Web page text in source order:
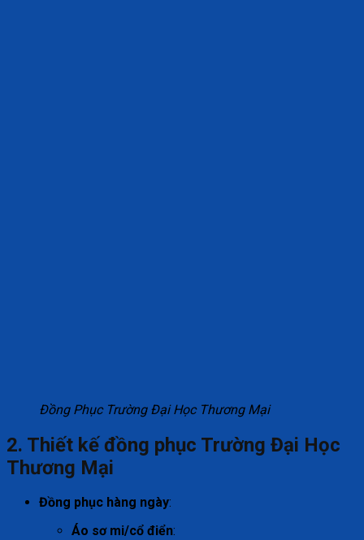
Đồng Phục Trường Đại Học Thương Mại
2. Thiết kế đồng phục Trường Đại Học
Thương Mại
Đồng phục hàng ngày:
Áo sơ mi/cổ điển: